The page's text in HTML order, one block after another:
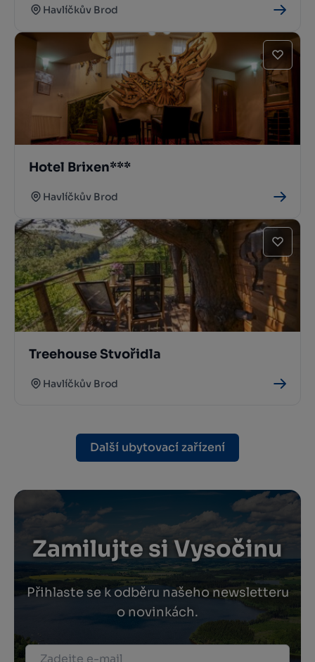
Havlíčkův Brod
Hotel Brixen***
Havlíčkův Brod
Treehouse Stvořidla
Havlíčkův Brod
Další ubytovací zařízení
Zamilujte si Vysočinu
Přihlaste se k odběru našeho newsletteru
o novinkách.